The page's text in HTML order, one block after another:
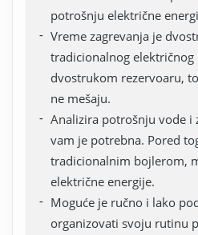
potrošnju električne
Vreme zagrevanja je
tradicionalnog
dvostrukom rezervoaru,
ne mešaju.
Analizira potrošnju vode i
vam je potrebna. Pored
tradicionalnim bojlerom,
električne energije.
Moguće je ručno i lako
organizovati svoju rutinu